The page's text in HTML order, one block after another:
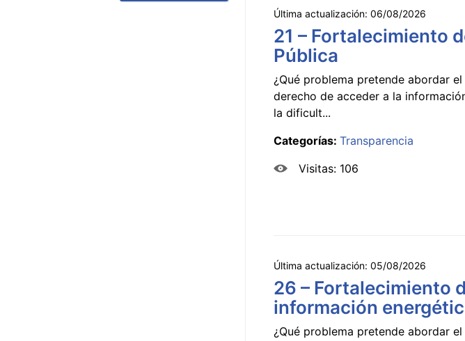
Última actualización: 06/08/2026
21 – Fortalecimiento
Pública
¿Qué problema pretende abordar
derecho de acceder a la
la dificult...
Categorías: Transparencia
Visitas: 106
Última actualización: 05/08/2026
26 – Fortalecimiento
información
¿Qué problema pretende abordar